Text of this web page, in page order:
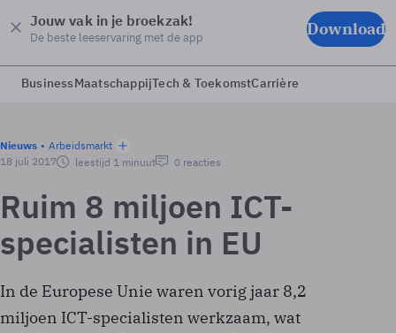
Jouw vak in je broekzak!
De beste leeservaring met de app Download
BusinessMaatschappijTech & ToekomstCarrière
Nieuws
Arbeidsmarkt
18 juli 2017
leestijd 1 minuut 0 reacties
Ruim 8 miljoen ICT-
specialisten in EU
In de Europese Unie waren vorig jaar 8,2
miljoen ICT-specialisten werkzaam, wat